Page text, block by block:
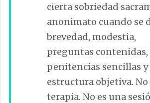
cierta sobriedad
anonimato cuando se
brevedad, modestia,
preguntas contenidas,
penitencias sencillas
estructura objetiva. No
terapia. No es una